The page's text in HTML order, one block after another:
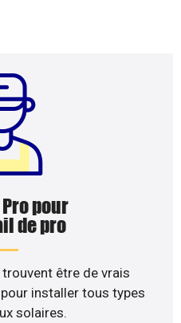
pour
de pro
être de vrais
installer tous types
solaires.